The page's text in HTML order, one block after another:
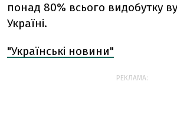
понад 80% всього видобутку
Україні.
"Українські новини"
РЕКЛАМА: